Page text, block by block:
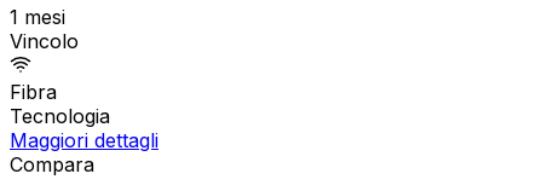
1 mesi
Vincolo
Fibra
Tecnologia
Maggiori dettagli
Compara